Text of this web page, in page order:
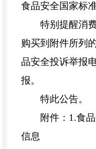
食品安全国家标
特别提醒消
购买到附件所列
品安全投诉举报
报。
特此公告。
附件： 1.食
信息